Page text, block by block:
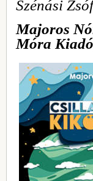
Szénási
Majoros
Móra